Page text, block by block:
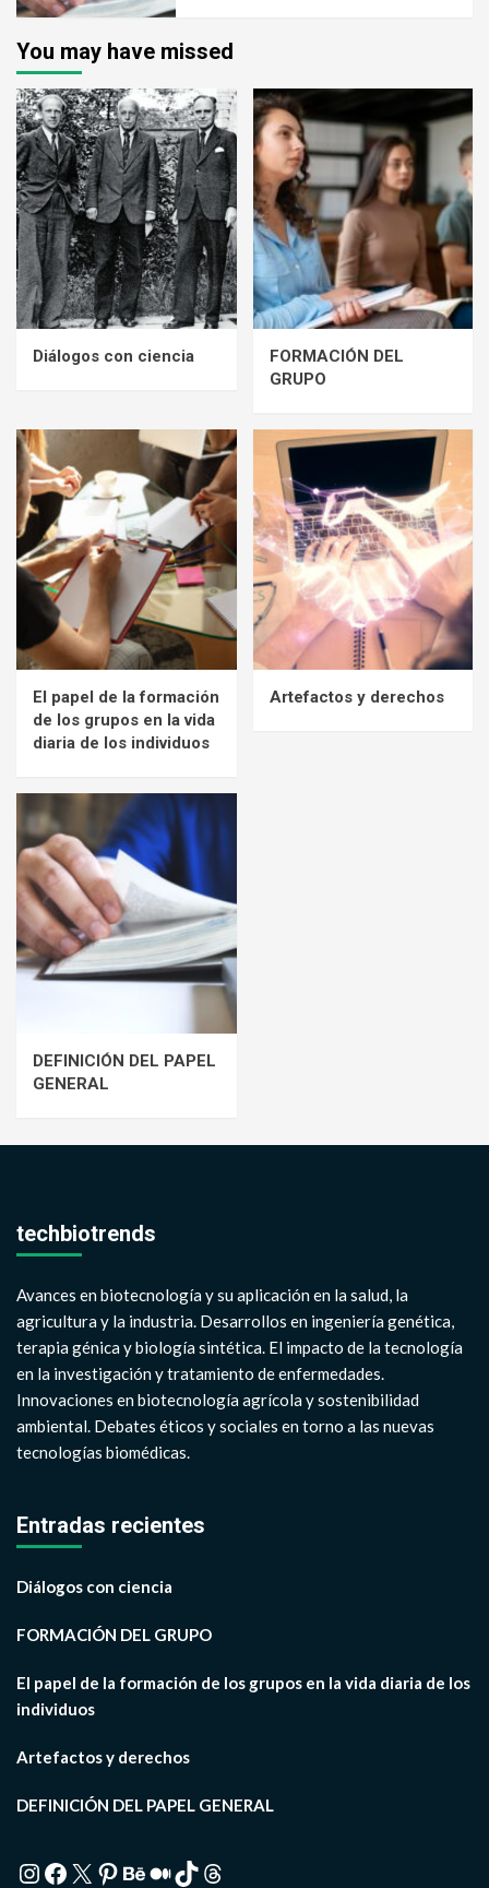
You may have missed
Diálogos con ciencia
FORMACIÓN DEL
GRUPO
El papel de la formación
de los grupos en la vida
diaria de los individuos
Artefactos y derechos
DEFINICIÓN DEL PAPEL
GENERAL
techbiotrends
Avances en biotecnología y su aplicación en la salud, la
agricultura y la industria. Desarrollos en ingeniería genética,
terapia génica y biología sintética. El impacto de la tecnología
en la investigación y tratamiento de enfermedades.
Innovaciones en biotecnología agrícola y sostenibilidad
ambiental. Debates éticos y sociales en torno a las nuevas
tecnologías biomédicas.
Entradas recientes
Diálogos con ciencia
FORMACIÓN DEL GRUPO
El papel de la formación de los grupos en la vida diaria de los
individuos
Artefactos y derechos
DEFINICIÓN DEL PAPEL GENERAL
Instagram
Facebook
X Pinterest
Behance
Medium
TikTokThreads